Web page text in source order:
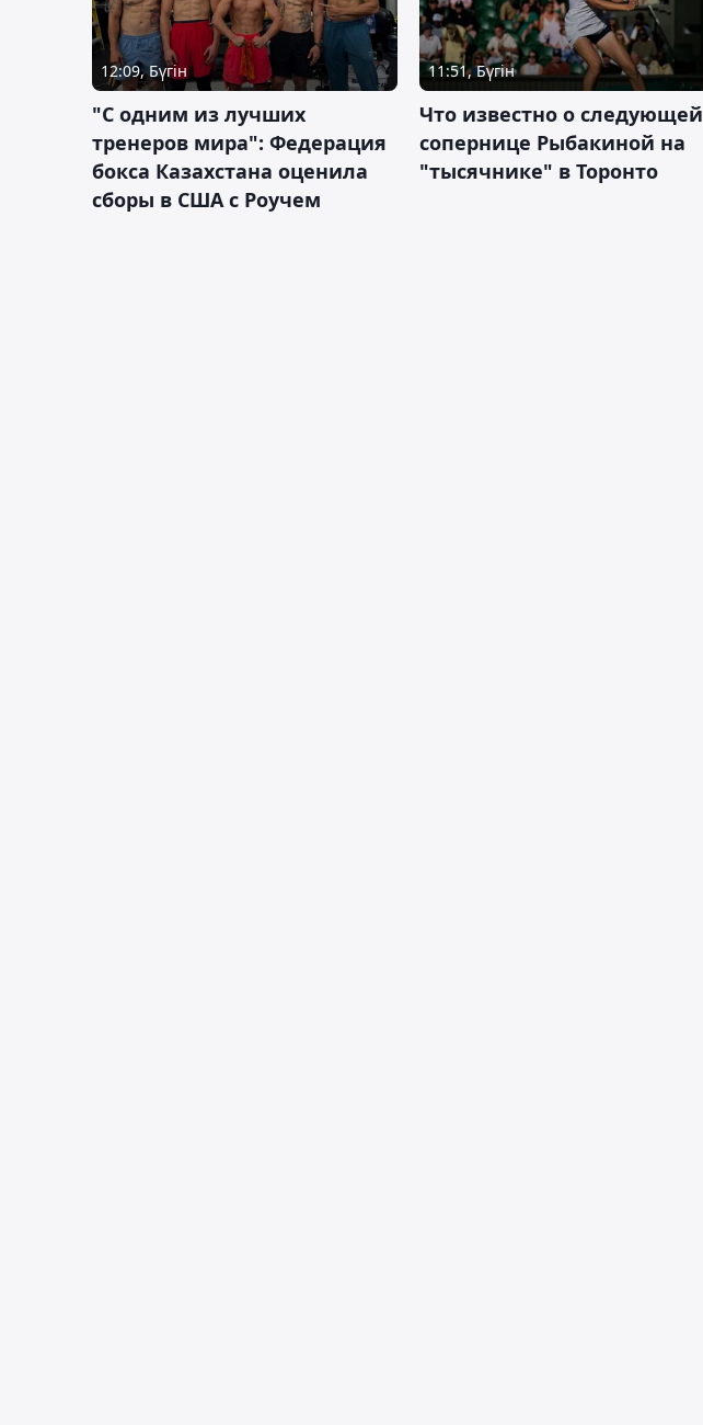
12:09, Бүгін
"С одним из лучших
тренеров мира": Федерация
бокса Казахстана оценила
сборы в США с Роучем
11:51, Бүгін
Что известно о следующей
сопернице Рыбакиной на
"тысячнике" в Торонто